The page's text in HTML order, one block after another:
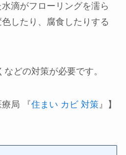
滴がフローリングを濡ら
したり、腐食したりする
どの対策が必要です。
療局 『住まい カビ 対策』】